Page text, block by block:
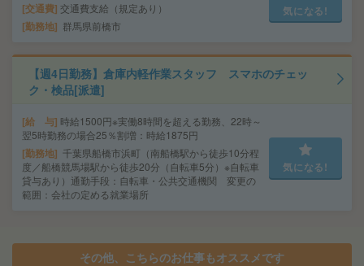
交通費 交通費支給（規定あり）
勤務地 群馬県前橋市
気になる!
【週4日勤務】倉庫内軽作業スタッフ スマホのチェッ
ク・検品[派遣]
給 与 時給1500円※実働8時間を超える勤務、22時～
翌5時勤務の場合25％割増：時給1875円
勤務地 千葉県船橋市浜町（南船橋駅から徒歩10分程
度／船橋競馬場駅から徒歩20分（自転車5分）※自転車
貸与あり）通勤手段：自転車・公共交通機関 変更の
範囲：会社の定める就業場所
気になる!
その他、こちらのお仕事もオススメです